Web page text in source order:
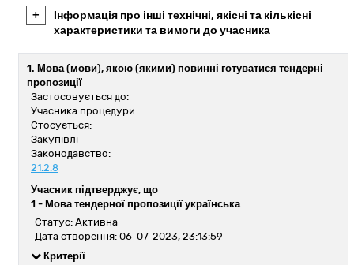
+
Інформація про інші технічні, якісні та кількісні
характеристики та вимоги до учасника
1. Мова (мови), якою (якими) повинні готуватися тендерні
пропозиції
Застосовується до:
Учасника процедури
Стосується:
Закупівлі
Законодавство:
21.2.8
Учасник підтверджує, що
1 - Мова тендерної пропозиції українська
Статус: Активна
Дата створення: 06-07-2023, 23:13:59
Критерії